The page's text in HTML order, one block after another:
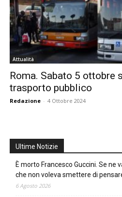
Attualità
Roma. Sabato 5 ottobre
trasporto pubblico
Redazione - 4 Ottobre 2024
Ultime Notizie
È morto Francesco Guccini. Se ne
che non voleva smettere di
6 Agosto 2026